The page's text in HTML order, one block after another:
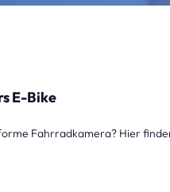
E-Bike
Fahrradkamera? Hier